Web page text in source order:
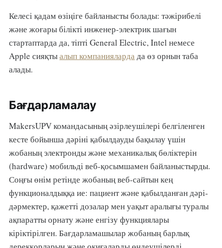
Келесі қадам өзіңіге байланысты болады: тәжірибелі
және жоғары білікті инженер-электрик шағын
стартаптарда да, тіпті General Electric, Intel немесе
Apple сияқтыалып компанияларда да өз орнын таба
алады.
Бағдарламалау
MakersUPV командасының әзірлеушілері белгіленген
кесте бойынша дәріні қабылдауды бақылау үшін
жобаның электронды және механикалық бөліктерін
(hardware) мобильді веб-қосымшамен байланыстырды.
Соңғы өнім ретінде жобаның веб-сайтын кең
функционалдыққа ие: пациент және қабылданған дәрі-
дәрмектер, қажетті дозалар мен уақыт аралығы туралы
ақпаратты орнату және енгізу функциялары
кіріктірілген. Бағдарламашылар жобаның барлық